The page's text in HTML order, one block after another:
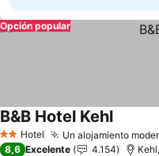
Opción popular
2 Estrellas
Hotel Un alojamiento
B&B Hotel KehlVer
8,6 Excelente 4.154